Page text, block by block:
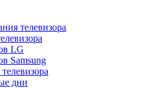
телевизора
LG
Samsung
дни